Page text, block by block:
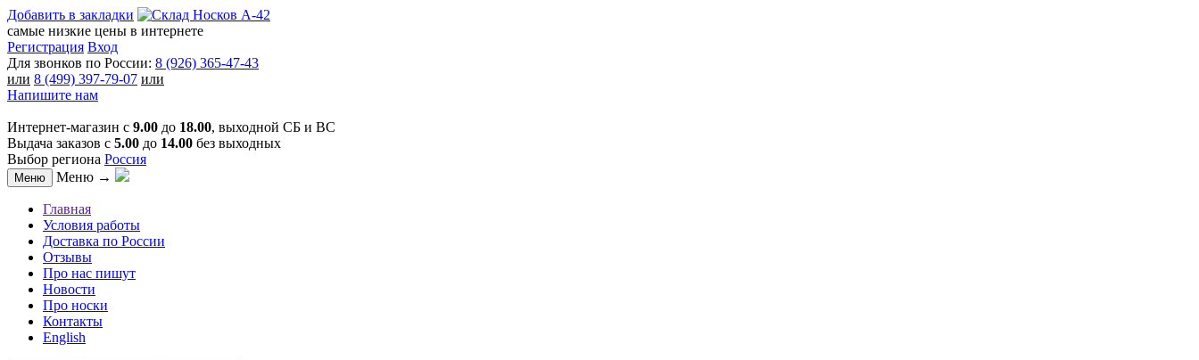
Добавить в закладки
самые низкие цены в интернете
Регистрация Вход
Для звонков по России: 8 (926) 365-47-43
или 8 (499) 397-79-07 или
Напишите нам
Интернет-магазин с 9.00 до 18.00, выходной СБ и ВС
Выдача заказов с 5.00 до 14.00 без выходных
Выбор региона Россия
Меню Меню →
Главная
Условия работы
Доставка по России
Отзывы
Про нас пишут
Новости
Про носки
Контакты
English